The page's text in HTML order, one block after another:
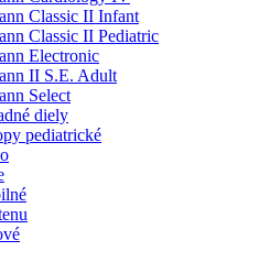
Classic II Infant
Classic II Pediatric
Electronic
II S.E. Adult
Select
diely
pediatrické